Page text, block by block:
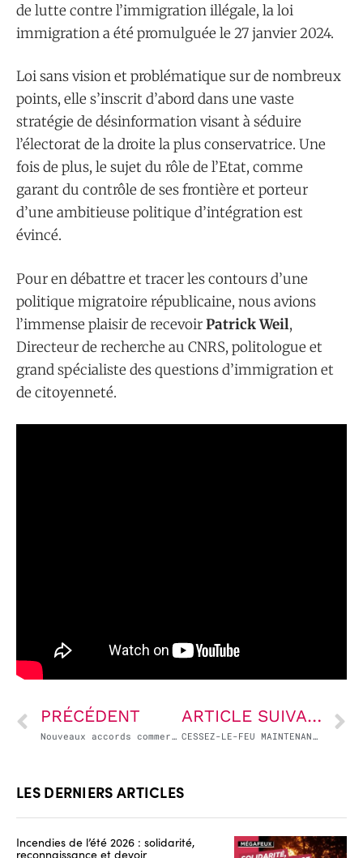
de lutte contre l’immigration illégale, la loi
immigration a été promulguée le 27 janvier 2024.
Loi sans vision et problématique sur de nombreux
points, elle s’inscrit d’abord dans une vaste
stratégie de désinformation visant à séduire
l’électorat de la droite la plus conservatrice. Une
fois de plus, le sujet du rôle de l’Etat, comme
garant du contrôle de ses frontière et porteur
d’une ambitieuse politique d’intégration est
évincé.
Pour en débattre et tracer les contours d’une
politique migratoire républicaine, nous avions
l’immense plaisir de recevoirPatrick Weil,
Directeur de recherche au CNRS, politologue et
grand spécialiste des questions d’immigration et
de citoyenneté.
PRÉCÉDENT
Nouveaux accords commerciaux : quels sont les dangers ?
ARTICLE SUIVANT
CESSEZ-LE-FEU MAINTENANT ! LIBÉRATION DES OTAGES MAINTENANT ! ÉLECTIONS MAINTENANT !
LES DERNIERS ARTICLES
Incendies de l’été 2026 : solidarité,
reconnaissance et devoir